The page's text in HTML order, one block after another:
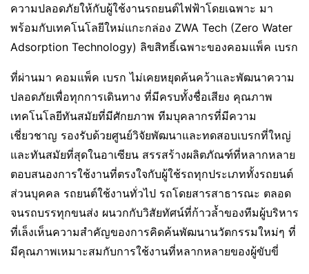
ความปลอดภัยให้กับผู้ใช้งานรถยนต์ไฟฟ้าโดยเฉพาะ มา
พร้อมกับเทคโนโลยีใหม่แกะกล่อง ZWA Tech (Zero Water
Adsorption Technology) ลิขสิทธิ์เฉพาะของคอมแพ็ค เบรก
ที่ผ่านมา คอมแพ็ค เบรก ไม่เคยหยุดค้นคว้าและพัฒนาความ
ปลอดภัยเพื่อทุกการเดินทาง ที่มีครบทั้งชื่อเสียง คุณภาพ
เทคโนโลยีทันสมัยที่มีศักยภาพ ทีมบุคลากรที่มีความ
เชี่ยวชาญ รองรับด้วยศูนย์วิจัยพัฒนาและทดสอบเบรกที่ใหญ่
และทันสมัยที่สุดในอาเซียน สรรสร้างผลิตภัณฑ์ที่หลากหลาย
ตอบสนองการใช้งานที่ตรงใจกับผู้ใช้รถทุกประเภททั้งรถยนต์
ส่วนบุคคล รถยนต์ใช้งานทั่วไป รถโดยสารสาธารณะ ตลอด
จนรถบรรทุกขนส่ง ผนวกกับวิสัยทัศน์ที่ก้าวล้ำของทีมผู้บริหาร
ที่เล็งเห็นความสำคัญของการคิดค้นพัฒนานวัตกรรมใหม่ๆ ที่
มีคุณภาพเหมาะสมกับการใช้งานที่หลากหลายของผู้ขับขี่